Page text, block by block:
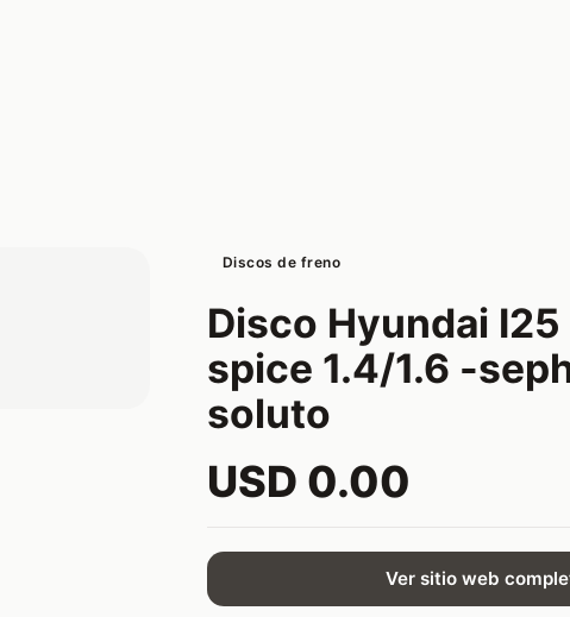
Discos de freno
Disco Hyundai
spice 1.4/1.6 -
soluto
USD 0.00
Ver sitio web